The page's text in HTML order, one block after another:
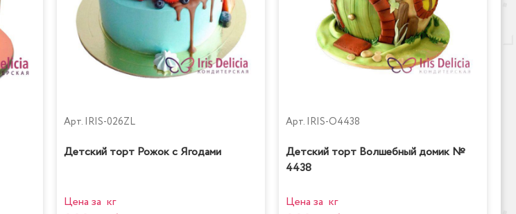
Арт. IRIS-026ZL
Детский торт Рожок с Ягодами
Цена за кг
Арт. IRIS-O4438
Детский торт Волшебный домик №
4438
Цена за кг